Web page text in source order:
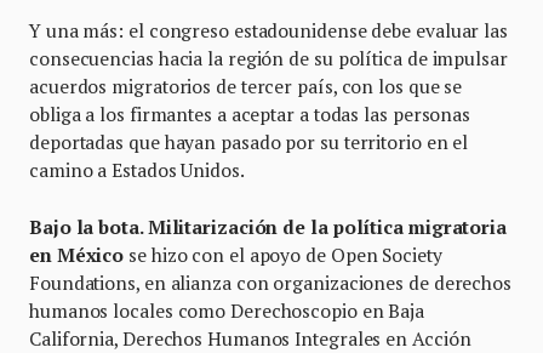
Y una más: el congreso estadounidense debe evaluar las
consecuencias hacia la región de su política de impulsar
acuerdos migratorios de tercer país, con los que se
obliga a los firmantes a aceptar a todas las personas
deportadas que hayan pasado por su territorio en el
camino a Estados Unidos.
Bajo la bota. Militarización de la política migratoria
en México se hizo con el apoyo de Open Society
Foundations, en alianza con organizaciones de derechos
humanos locales como Derechoscopio en Baja
California, Derechos Humanos Integrales en Acción